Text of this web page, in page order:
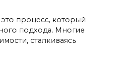
процесс, который
подхода. Многие
сталкиваясь